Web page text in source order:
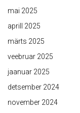
mai 2025
aprill 2025
märts 2025
veebruar 2025
jaanuar 2025
detsember 2024
november 2024